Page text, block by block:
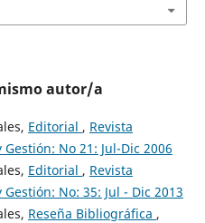
autor/a
Editorial , Revista
No 21: Jul-Dic 2006
Editorial , Revista
No: 35: Jul - Dic 2013
Reseña Bibliográfica ,